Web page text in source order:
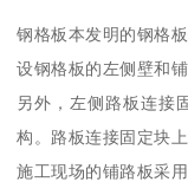
钢格板本发明的钢格
设钢格板的左侧壁和
另外，左侧路板连接
构。路板连接固定块
施工现场的铺路板采